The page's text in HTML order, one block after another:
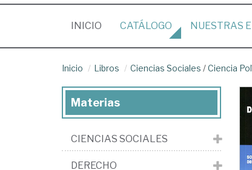
INICIO (CURRENT)
CATÁLOGO NUESTRAS
Inicio Libros Ciencias Sociales /Ciencia
Materias
CIENCIAS SOCIALES
DERECHO